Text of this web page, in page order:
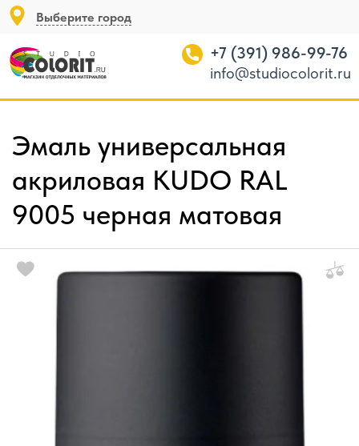
Выберите город
+7 (391) 986-99-76
info@studiocolorit.ru
Эмаль универсальная
акриловая KUDO RAL
9005 черная матовая